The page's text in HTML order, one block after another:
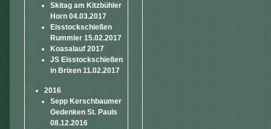
Skitag am Kitzbühler
Horn 04.03.2017
Eisstockschießen
Rummler 15.02.2017
Koasalauf 2017
JS Eisstockschießen
in Brixen 11.02.2017
2016
Sepp Kerschbaumer
Gedenken St. Pauls
08.12.2016